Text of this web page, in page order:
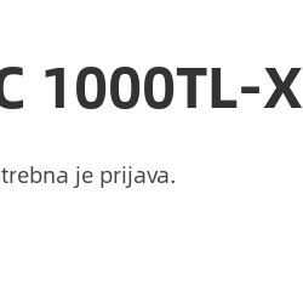
1000TL-X
je prijava.